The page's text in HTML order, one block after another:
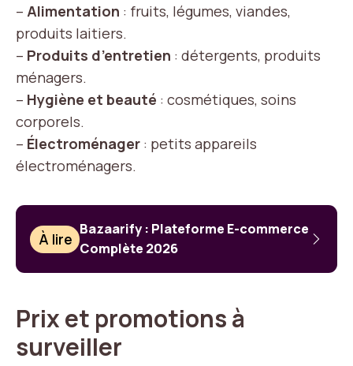
– Alimentation : fruits, légumes, viandes,
produits laitiers.
– Produits d’entretien : détergents, produits
ménagers.
– Hygiène et beauté : cosmétiques, soins
corporels.
– Électroménager : petits appareils
électroménagers.
À lire
Bazaarify : Plateforme E-commerce
Complète 2026
Prix et promotions à
surveiller